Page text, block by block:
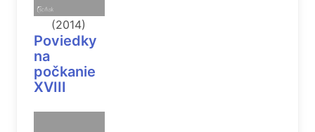
(2014)
Poviedky
na
počkanie
XVIII